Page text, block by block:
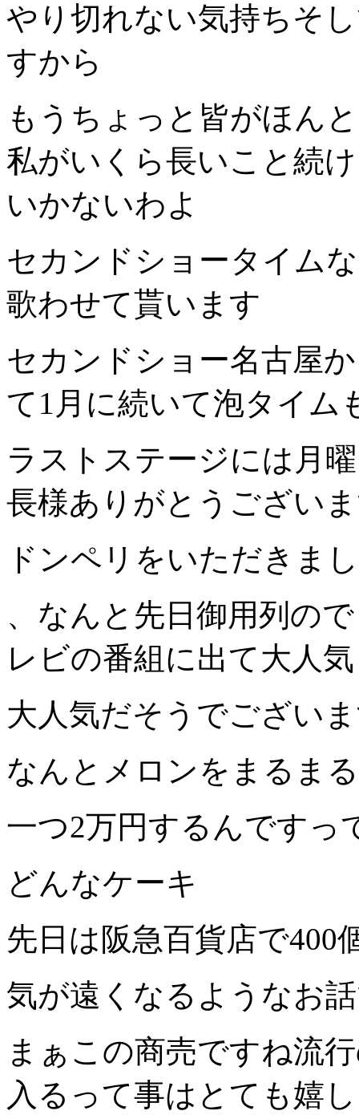
やり切れない気持ちそ
すから
もうちょっと皆がほん
私がいくら長いこと続
いかないわよ
セカンドショータイム
歌わせて貰います
セカンドショー名古屋
て1月に続いて泡タイム
ラストステージには月
長様ありがとうござい
ドンペリをいただきま
、なんと先日御用列の
レビの番組に出て大人気
大人気だそうでござい
なんとメロンをまるま
一つ2万円するんですっ
どんなケーキ
先日は阪急百貨店で400
気が遠くなるようなお
まぁこの商売ですね流
入るって事はとても嬉